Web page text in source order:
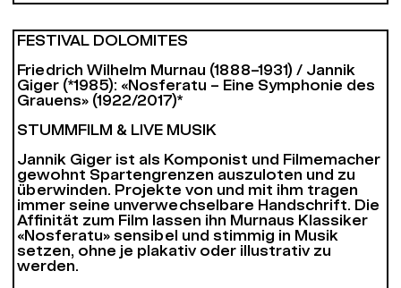
FESTIVAL DOLOMITES
Friedrich Wilhelm Murnau (1888–1931) / Jannik
Giger (*1985): «Nosferatu – Eine Symphonie des
Grauens» (1922/2017)*
STUMMFILM & LIVE MUSIK
Jannik Giger ist als Komponist und Filmemacher
gewohnt Spartengrenzen auszuloten und zu
überwinden. Projekte von und mit ihm tragen
immer seine unverwechselbare Handschrift. Die
Affinität zum Film lassen ihn Murnaus Klassiker
«Nosferatu» sensibel und stimmig in Musik
setzen, ohne je plakativ oder illustrativ zu
werden.